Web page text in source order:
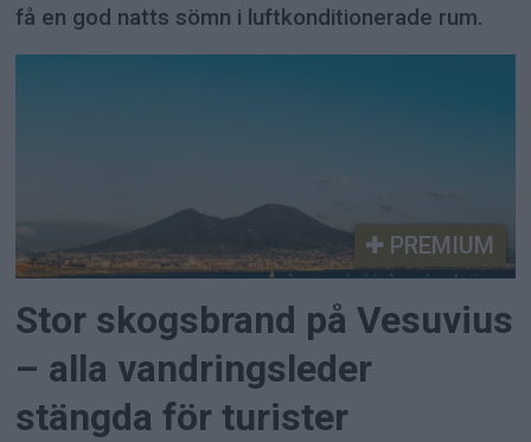
få en god natts sömn i luftkonditionerade rum.
PREMIUM
Stor skogsbrand på Vesuvius
– alla vandringsleder
stängda för turister